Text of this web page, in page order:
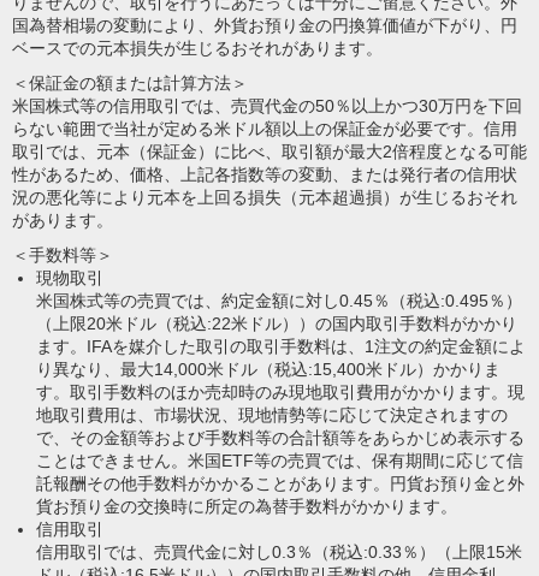
国為替相場の変動により、外貨お預り金の円換算価値が下がり、円
ベースでの元本損失が生じるおそれがあります。
＜保証金の額または計算方法＞
米国株式等の信用取引では、売買代金の50％以上かつ30万円を下回
らない範囲で当社が定める米ドル額以上の保証金が必要です。信用
取引では、元本（保証金）に比べ、取引額が最大2倍程度となる可能
性があるため、価格、上記各指数等の変動、または発行者の信用状
況の悪化等により元本を上回る損失（元本超過損）が生じるおそれ
があります。
＜手数料等＞
現物取引
米国株式等の売買では、約定金額に対し0.45％（税込:0.495％）
（上限20米ドル（税込:22米ドル））の国内取引手数料がかかり
ます。IFAを媒介した取引の取引手数料は、1注文の約定金額によ
り異なり、最大14,000米ドル（税込:15,400米ドル）かかりま
す。取引手数料のほか売却時のみ現地取引費用がかかります。現
地取引費用は、市場状況、現地情勢等に応じて決定されますの
で、その金額等および手数料等の合計額等をあらかじめ表示する
ことはできません。米国ETF等の売買では、保有期間に応じて信
託報酬その他手数料がかかることがあります。円貨お預り金と外
貨お預り金の交換時に所定の為替手数料がかかります。
信用取引
信用取引では、売買代金に対し0.3％（税込:0.33％）（上限15米